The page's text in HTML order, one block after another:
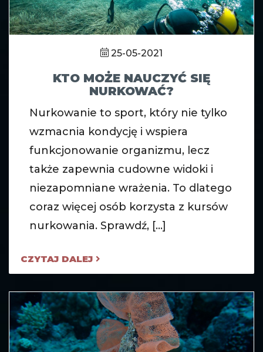
25-05-2021
KTO MOŻE NAUCZYĆ SIĘ
NURKOWAĆ?
Nurkowanie to sport, który nie tylko
wzmacnia kondycję i wspiera
funkcjonowanie organizmu, lecz
także zapewnia cudowne widoki i
niezapomniane wrażenia. To dlatego
coraz więcej osób korzysta z kursów
nurkowania. Sprawdź, [...]
CZYTAJ DALEJ